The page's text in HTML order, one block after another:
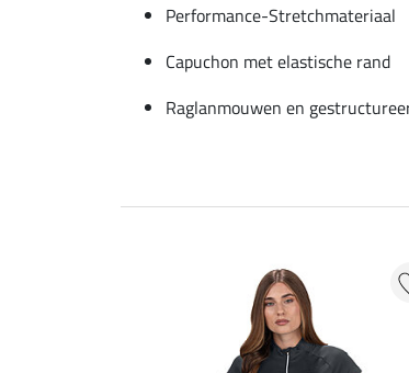
Performance-Stretchmateriaal
Capuchon met elastische rand
Raglanmouwen en